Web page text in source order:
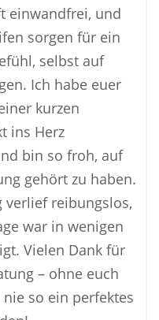
einwandfrei, und
sorgen für ein
selbst auf
Ich habe euer
kurzen
ins Herz
bin so froh, auf
gehört zu haben.
verlief reibungslos,
war in wenigen
Vielen Dank für
– ohne euch
so ein perfektes